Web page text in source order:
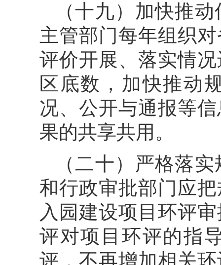
（十九）加快推
主管部门每年组织
评价开展、落实情
区底数，加快推动
况、公开与通报等
果的共享共用。
（二十）严格落
和行政审批部门应
入园建设项目环评
评对项目环评的指
评，不再增加相关